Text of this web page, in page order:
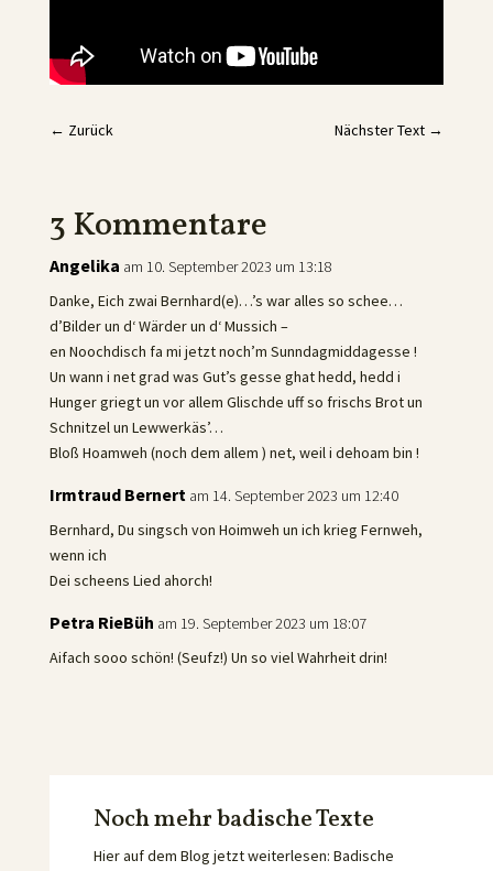
← Zurück Nächster Text →
3 Kommentare
Angelika am 10. September 2023 um 13:18
Danke, Eich zwai Bernhard(e)…’s war alles so schee…
d’Bilder un d‘ Wärder un d‘ Mussich –
en Noochdisch fa mi jetzt noch’m Sunndagmiddagesse !
Un wann i net grad was Gut’s gesse ghat hedd, hedd i
Hunger griegt un vor allem Glischde uff so frischs Brot un
Schnitzel un Lewwerkäs’…
Bloß Hoamweh (noch dem allem ) net, weil i dehoam bin !
Irmtraud Bernert am 14. September 2023 um 12:40
Bernhard, Du singsch von Hoimweh un ich krieg Fernweh,
wenn ich
Dei scheens Lied ahorch!
Petra RieBüh am 19. September 2023 um 18:07
Aifach sooo schön! (Seufz!) Un so viel Wahrheit drin!
Noch mehr badische Texte
Hier auf dem Blog jetzt weiterlesen: Badische